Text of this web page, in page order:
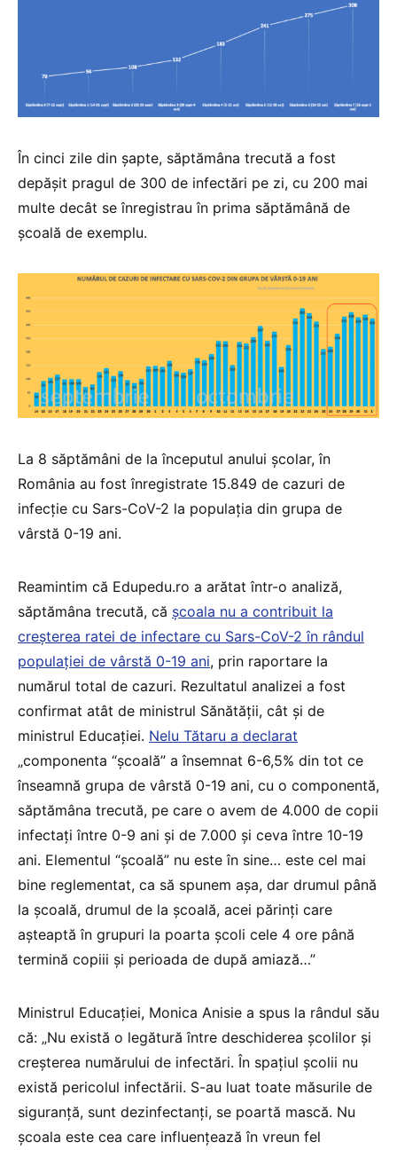
În cinci zile din șapte, săptămâna trecută a fost
depășit pragul de 300 de infectări pe zi, cu 200 mai
multe decât se înregistrau în prima săptămână de
școală de exemplu.
La 8 săptămâni de la începutul anului școlar, în
România au fost înregistrate 15.849 de cazuri de
infecție cu Sars-CoV-2 la populația din grupa de
vârstă 0-19 ani.
Reamintim că Edupedu.ro a arătat într-o analiză,
săptămâna trecută, că școala nu a contribuit la
creșterea ratei de infectare cu Sars-CoV-2 în rândul
populației de vârstă 0-19 ani, prin raportare la
numărul total de cazuri. Rezultatul analizei a fost
confirmat atât de ministrul Sănătății, cât și de
ministrul Educației. Nelu Tătaru a declarat
„componenta “școală” a însemnat 6-6,5% din tot ce
înseamnă grupa de vârstă 0-19 ani, cu o componentă,
săptămâna trecută, pe care o avem de 4.000 de copii
infectați între 0-9 ani și de 7.000 și ceva între 10-19
ani. Elementul “școală” nu este în sine… este cel mai
bine reglementat, ca să spunem așa, dar drumul până
la școală, drumul de la școală, acei părinți care
așteaptă în grupuri la poarta școli cele 4 ore până
termină copiii și perioada de după amiază…”
Ministrul Educației, Monica Anisie a spus la rândul său
că: „Nu există o legătură între deschiderea școlilor și
creșterea numărului de infectări. În spațiul școlii nu
există pericolul infectării. S-au luat toate măsurile de
siguranță, sunt dezinfectanți, se poartă mască. Nu
școala este cea care influențează în vreun fel